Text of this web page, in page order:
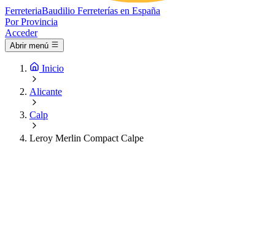
FerreteriaBaudilio Ferreterías en España
Por Provincia
Acceder
Abrir menú
Inicio
Alicante
Calp
Leroy Merlin Compact Calpe